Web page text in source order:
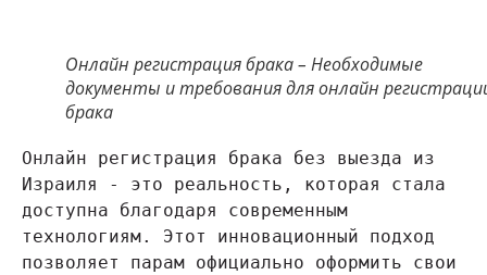
Онлайн регистрация брака – Необходимые
документы и требования для онлайн
брака
Онлайн регистрация брака без выезда из
Израиля - это реальность, которая стала
доступна благодаря современным
технологиям. Этот инновационный подход
позволяет парам официально оформить свои